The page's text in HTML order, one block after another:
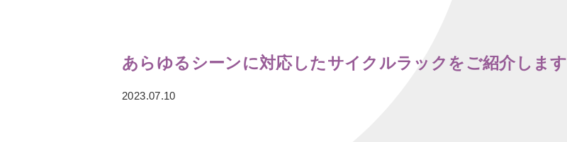
あらゆるシーンに対応したサイクルラックをご紹介します
2023.07.10